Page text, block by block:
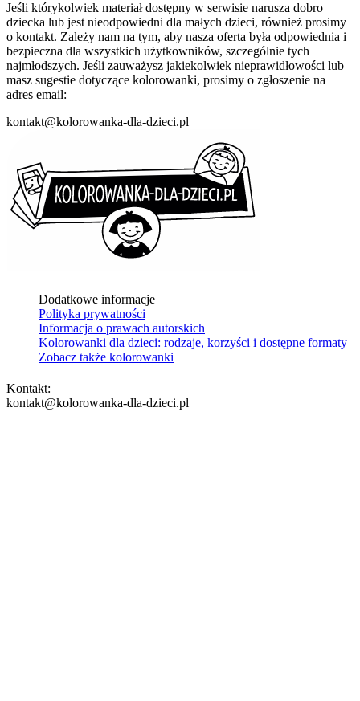
Jeśli którykolwiek materiał dostępny w serwisie narusza dobro
dziecka lub jest nieodpowiedni dla małych dzieci, również prosimy
o kontakt. Zależy nam na tym, aby nasza oferta była odpowiednia i
bezpieczna dla wszystkich użytkowników, szczególnie tych
najmłodszych. Jeśli zauważysz jakiekolwiek nieprawidłowości lub
masz sugestie dotyczące kolorowanki, prosimy o zgłoszenie na
adres email:
kontakt@kolorowanka-dla-dzieci.pl
Dodatkowe informacje
Polityka prywatności
Informacja o prawach autorskich
Kolorowanki dla dzieci: rodzaje, korzyści i dostępne formaty
Zobacz także kolorowanki
Kontakt:
kontakt@kolorowanka-dla-dzieci.pl